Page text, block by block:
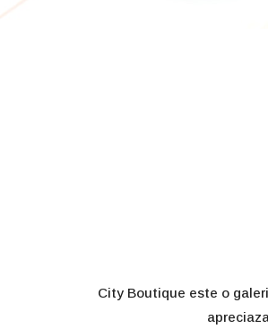
City Boutique este o